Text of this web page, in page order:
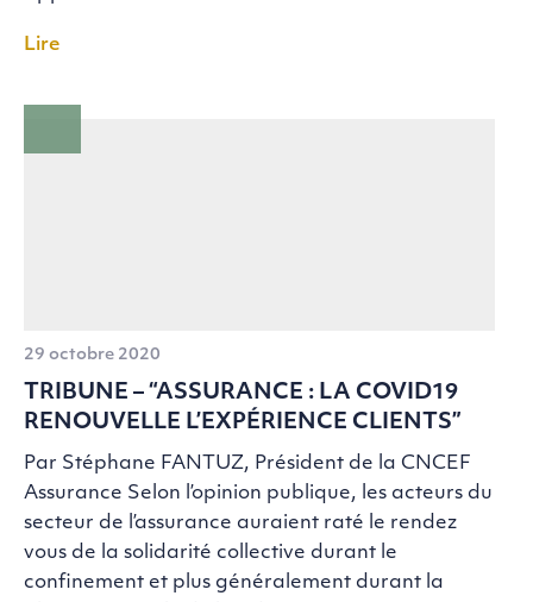
Lire
29 octobre 2020
TRIBUNE – “ASSURANCE : LA COVID19
RENOUVELLE L’EXPÉRIENCE CLIENTS”
Par Stéphane FANTUZ, Président de la CNCEF
Assurance Selon l’opinion publique, les acteurs du
secteur de l’assurance auraient raté le rendez
vous de la solidarité collective durant le
confinement et plus généralement durant la